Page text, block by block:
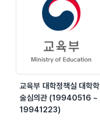
교육부 대학정책실 대학학
술심의관 (19940516 ~
19941223)